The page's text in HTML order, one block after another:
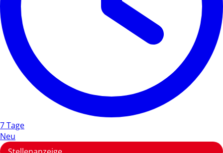
7 Tage
Neu